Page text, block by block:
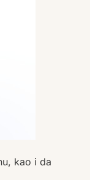
kao i da